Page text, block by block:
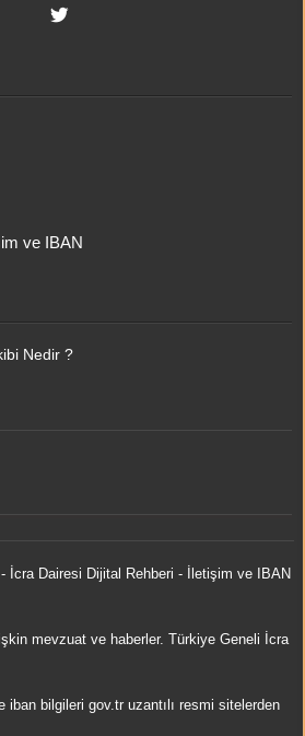
ve IBAN
Nedir ?
- İcra Dairesi Dijital Rehberi - İletişim ve IBAN
mevzuat ve haberler. Türkiye Geneli İcra
iban bilgileri gov.tr uzantılı resmi sitelerden